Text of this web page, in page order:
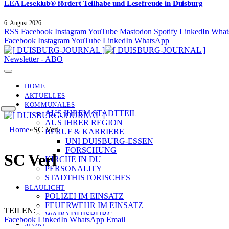
LEA Leseklub® fördert Teilhabe und Lesefreude in Duisburg
6. August 2026
RSS Facebook InstagramYouTube Mastodon Spotify LinkedIn
Facebook InstagramYouTube LinkedIn WhatsApp
Newsletter - ABO
HOME
AKTUELLES
KOMMUNALES
AUS IHREM STADTTEIL
AUS IHRER REGION
BERUF & KARRIERE
UNI DUISBURG-ESSEN
FORSCHUNG
KIRCHE IN DU
PERSONALITY
STADTHISTORISCHES
BLAULICHT
POLIZEI IM EINSATZ
FEUERWEHR IM EINSATZ
WAPO DUISBURG
SPORT
Home»SC Verl
SC Verl
TEILEN:
Facebook LinkedIn WhatsApp Email